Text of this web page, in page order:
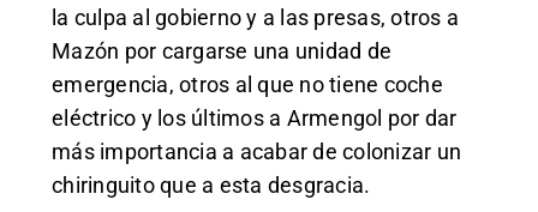
la culpa al gobierno y a las presas, otros a
Mazón por cargarse una unidad de
emergencia, otros al que no tiene coche
eléctrico y los últimos a Armengol por dar
más importancia a acabar de colonizar un
chiringuito que a esta desgracia.